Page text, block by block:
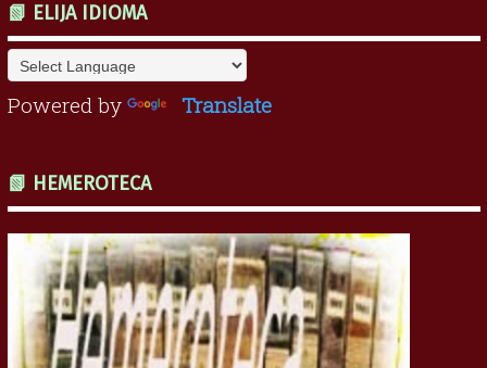
📗 ELIJA IDIOMA
Powered by Translate
📗 HEMEROTECA